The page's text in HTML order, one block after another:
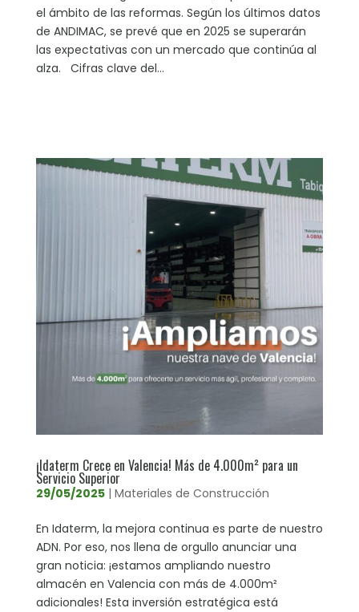
el ámbito de las reformas. Según los últimos datos
de ANDIMAC, se prevé que en 2025 se superarán
las expectativas con un mercado que continúa al
alza. Cifras clave del...
¡Idaterm Crece en Valencia! Más de 4.000m² para un
Servicio Superior
29/05/2025| Materiales de Construcción
En Idaterm, la mejora continua es parte de nuestro
ADN. Por eso, nos llena de orgullo anunciar una
gran noticia: ¡estamos ampliando nuestro
almacén en Valencia con más de 4.000m²
adicionales! Esta inversión estratégica está